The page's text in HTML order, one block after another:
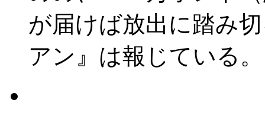
が届けば放出に踏み
アン』は報じている。